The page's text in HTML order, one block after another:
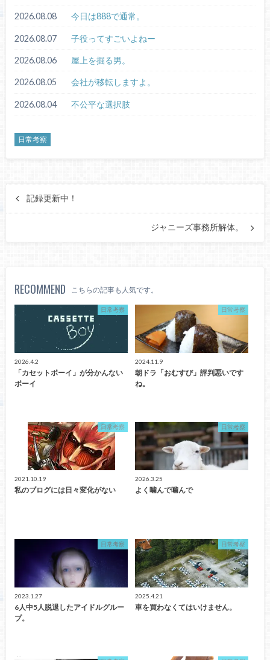
2026.08.08 今日は888で通常。
2026.08.07 子役ってすごいよねー
2026.08.06 屋上を掘る男。
2026.08.05 会社が移転しますよ。
2026.08.04 不公平な選択肢
日常考察
記録更新中！
ジャニーズ事務所解体。
RECOMMEND こちらの記事も人気です。
日常考察
2026.4.2
「カセットボーイ」が分かんない
ボーイ
日常考察
2024.11.9
朝ドラ「おむすび」評判悪いです
ね。
日常考察
2021.10.19
私のブログには日々変化がない
日常考察
2026.3.25
よく噛んで噛んで
日常考察
2023.1.27
6人中5人脱退したアイドルグルー
プ。
日常考察
2025.4.21
車を買わなくてはいけません。